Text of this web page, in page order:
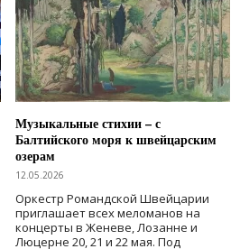
Музыкальные стихии – с
Балтийского моря к швейцарским
озерам
12.05.2026
Оркестр Романдской Швейцарии
приглашает всех меломанов на
концерты в Женеве, Лозанне и
Люцерне 20, 21 и 22 мая. Под